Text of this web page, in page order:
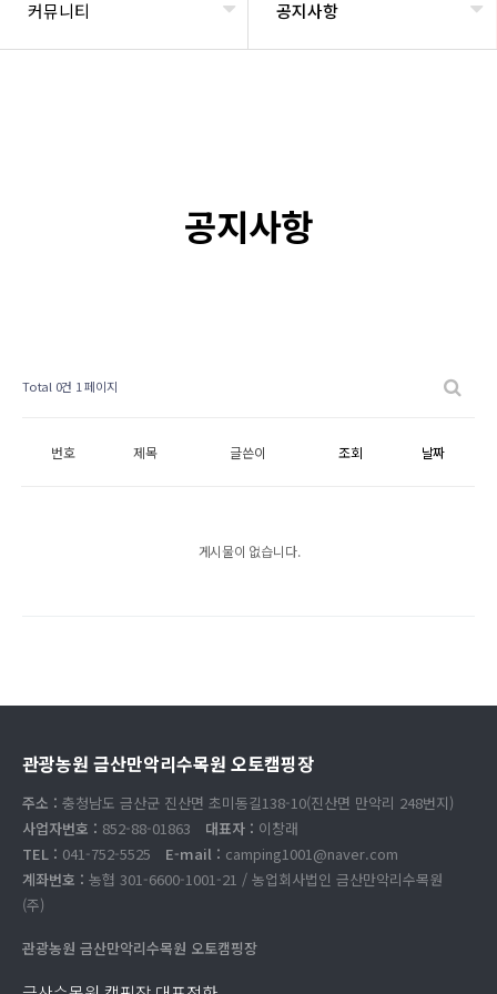
커뮤니티 공지사항
공지사항
Total 0건 1 페이지
번호 제목 글쓴이 조회 날짜
게시물이 없습니다.
관광농원 금산만악리수목원 오토캠핑장
주소 : 충청남도 금산군 진산면 초미동길138-10(진산면 만악리 248번지)
사업자번호 : 852-88-01863 대표자 : 이창래
TEL : 041-752-5525 E-mail : camping1001@naver.com
계좌번호 : 농협 301-6600-1001-21 / 농업회사법인 금산만악리수목원
(주)
관광농원 금산만악리수목원 오토캠핑장